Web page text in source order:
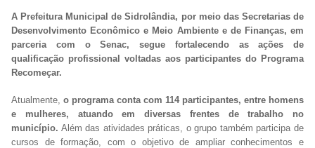
A Prefeitura Municipal de Sidrolândia, por meio das Secretarias de
Desenvolvimento Econômico e Meio Ambiente e de Finanças, em
parceria com o Senac, segue fortalecendo as ações de
qualificação profissional voltadas aos participantes do Programa
Recomeçar.
Atualmente, o programa conta com 114 participantes, entre homens
e mulheres, atuando em diversas frentes de trabalho no
município. Além das atividades práticas, o grupo também participa de
cursos de formação, com o objetivo de ampliar conhecimentos e